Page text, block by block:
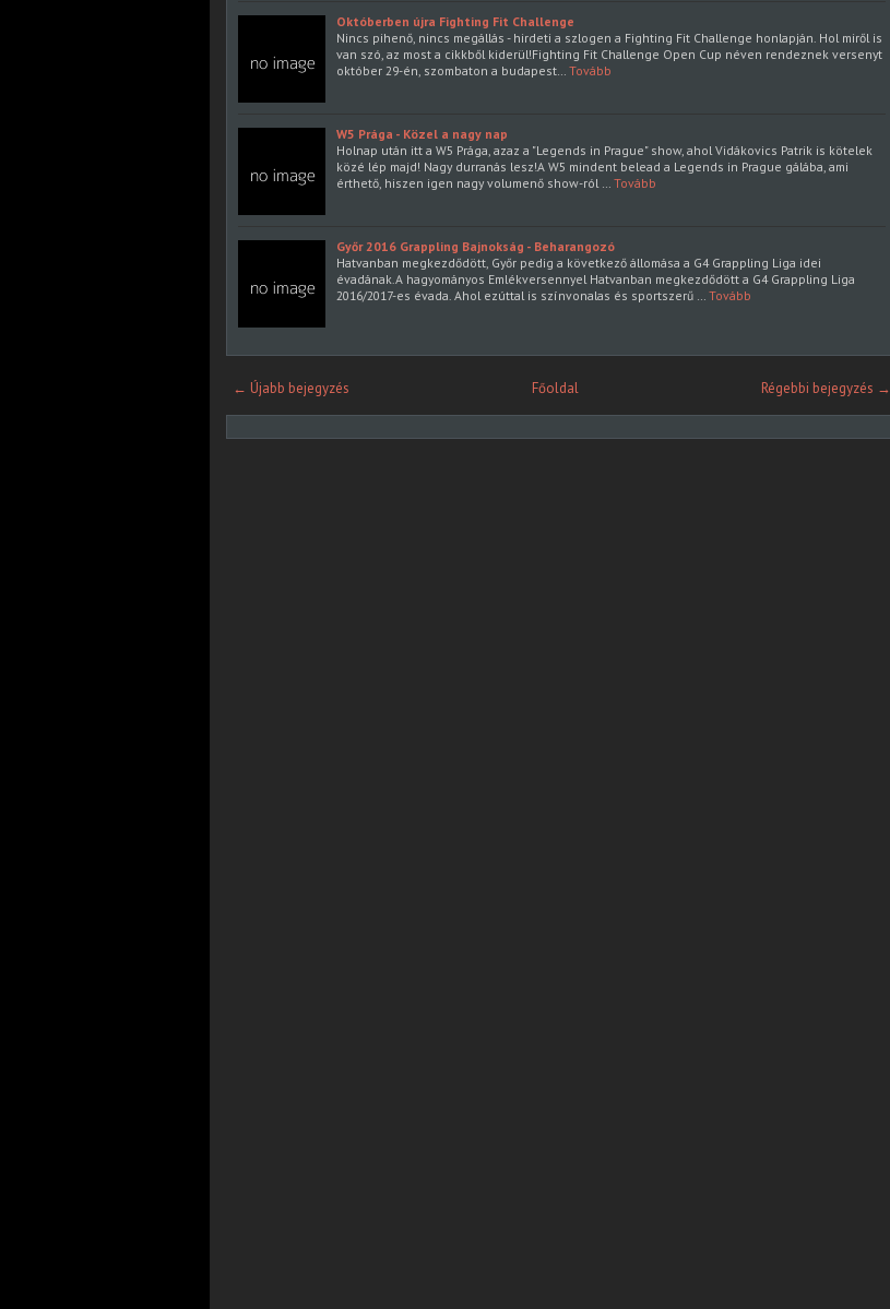
Októberben újra Fighting Fit Challenge
Nincs pihenő, nincs megállás - hirdeti a szlogen a Fighting Fit Challenge honlapján. Hol miről is
van szó, az most a cikkből kiderül!Fighting Fit Challenge Open Cup néven rendeznek versenyt
október 29-én, szombaton a budapest…
Tovább
W5 Prága - Közel a nagy nap
Holnap után itt a W5 Prága, azaz a "Legends in Prague" show, ahol Vidákovics Patrik is kötelek
közé lép majd! Nagy durranás lesz!A W5 mindent belead a Legends in Prague gálába, ami
érthető, hiszen igen nagy volumenő show-ról …
Tovább
Győr 2016 Grappling Bajnokság - Beharangozó
Hatvanban megkezdődött, Győr pedig a következő állomása a G4 Grappling Liga idei
évadának.A hagyományos Emlékversennyel Hatvanban megkezdődött a G4 Grappling Liga
2016/2017-es évada. Ahol ezúttal is színvonalas és sportszerű …
Tovább
← Újabb bejegyzés Régebbi bejegyzés →
Főoldal